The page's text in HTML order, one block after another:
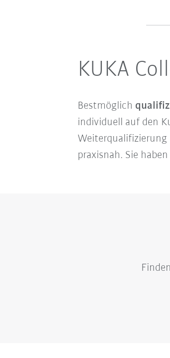
KUKA
Bestmöglich
individuell auf den
Weiterqualifizierung
praxisnah. Sie